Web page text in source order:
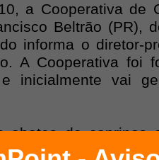
a Cooperativa de
Beltrão (PR),
informa o diretor-
A Cooperativa foi
inicialmente vai
abates de caprinos
mês, deverão